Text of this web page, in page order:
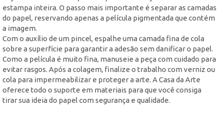
estampa inteira. O passo mais importante é separar as camadas
do papel, reservando apenas a película pigmentada que contém
a imagem.
Com o auxílio de um pincel, espalhe uma camada fina de cola
sobre a superfície para garantir a adesão sem danificar o papel.
Como a película é muito fina, manuseie a peça com cuidado para
evitar rasgos. Após a colagem, finalize o trabalho com verniz ou
cola para impermeabilizar e proteger a arte. A Casa da Arte
oferece todo o suporte em materiais para que você consiga
tirar sua ideia do papel com segurança e qualidade.